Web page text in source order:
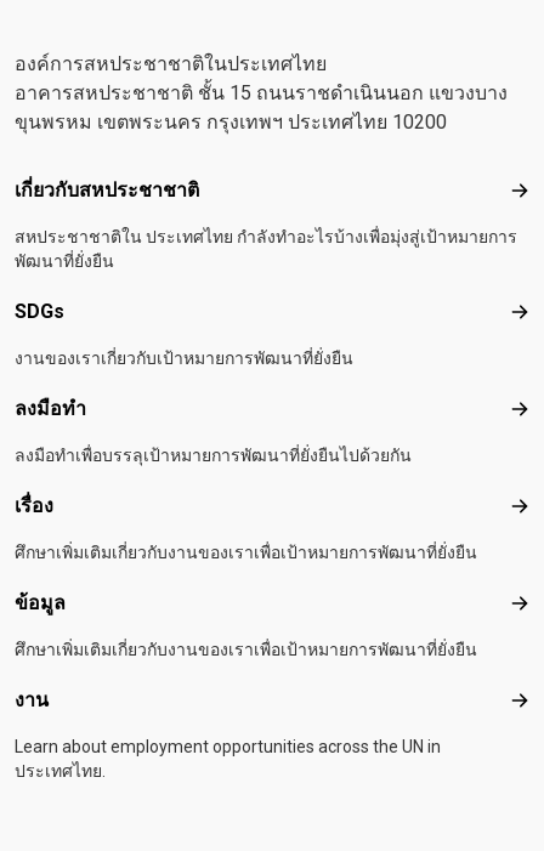
องค์การสหประชาชาติในประเทศไทย
อาคารสหประชาชาติ ชั้น 15 ถนนราชดำเนินนอก แขวงบาง
ขุนพรหม เขตพระนคร กรุงเทพฯ ประเทศไทย 10200
Footer menu
เกี่ยวกับสหประชาชาติ เกี่
สหประชาชาติใน ประเทศไทย กำลังทำอะไรบ้างเพื่อมุ่งสู่เป้าหมายการ
พัฒนาที่ยั่งยืน
SDGs
งานของเราเกี่ยวกับเป้าหมายการพัฒนาที่ยั่งยืน
ลงมือทำ ลง
ลงมือทำเพื่อบรรลุเป้าหมายการพัฒนาที่ยั่งยืนไปด้วยกัน
เรื่อง เรื่อ
ศึกษาเพิ่มเติมเกี่ยวกับงานของเราเพื่อเป้าหมายการพัฒนาที่ยั่งยืน
ข้อมูล ข้อ
ศึกษาเพิ่มเติมเกี่ยวกับงานของเราเพื่อเป้าหมายการพัฒนาที่ยั่งยืน
งาน งาน
Learn about employment opportunities across the UN in
ประเทศไทย.